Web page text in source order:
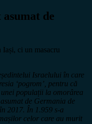
de
ci un masacru
Israelului în care
‘pogrom’, pentru că
populații la omorârea
de Germania de
2017. În 1.959 s-a
celor care au murit